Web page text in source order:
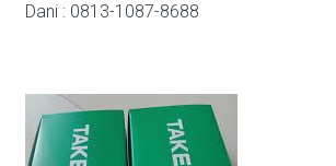
Dani : 0813-1087-8688